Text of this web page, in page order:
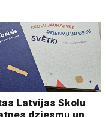
Latvijas Skolu
dziesmu un